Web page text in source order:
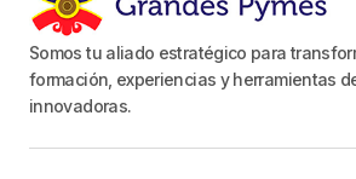
Somos tu aliado estratégico para
formación, experiencias y herramientas
innovadoras.